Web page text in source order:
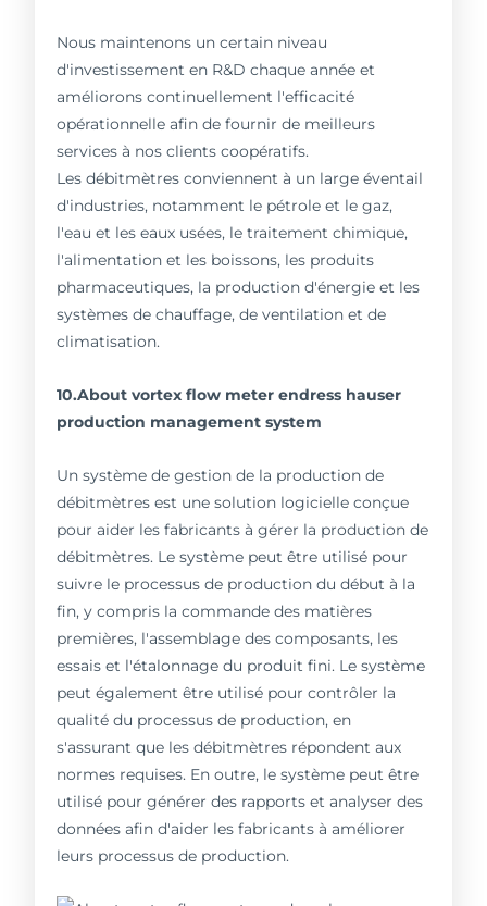
Nous maintenons un certain niveau
d'investissement en R&D chaque année et
améliorons continuellement l'efficacité
opérationnelle afin de fournir de meilleurs
services à nos clients coopératifs.
Les débitmètres conviennent à un large éventail
d'industries, notamment le pétrole et le gaz,
l'eau et les eaux usées, le traitement chimique,
l'alimentation et les boissons, les produits
pharmaceutiques, la production d'énergie et les
systèmes de chauffage, de ventilation et de
climatisation.
10.About vortex flow meter endress hauser
production management system
Un système de gestion de la production de
débitmètres est une solution logicielle conçue
pour aider les fabricants à gérer la production de
débitmètres. Le système peut être utilisé pour
suivre le processus de production du début à la
fin, y compris la commande des matières
premières, l'assemblage des composants, les
essais et l'étalonnage du produit fini. Le système
peut également être utilisé pour contrôler la
qualité du processus de production, en
s'assurant que les débitmètres répondent aux
normes requises. En outre, le système peut être
utilisé pour générer des rapports et analyser des
données afin d'aider les fabricants à améliorer
leurs processus de production.